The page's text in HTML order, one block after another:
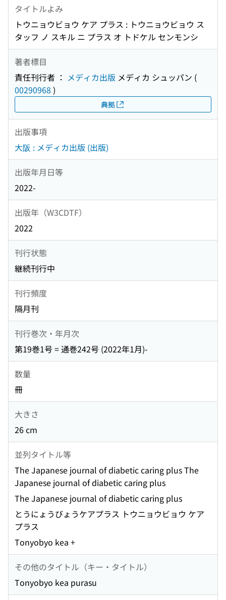
タイトルよみ
トウニョウビョウ ケア プラス : トウニョウビョウ ス
タッフ ノ スキル ニ プラス オ トドケル センモンシ
著者標目
責任刊行者 ： メディカ出版 メディカ シュッパン (
00290968 )
典拠
出版事項
大阪 : メディカ出版 (出版)
出版年月日等
2022-
出版年（W3CDTF）
2022
刊行状態
継続刊行中
刊行頻度
隔月刊
刊行巻次・年月次
第19巻1号 = 通巻242号 (2022年1月)-
数量
冊
大きさ
26 cm
並列タイトル等
The Japanese journal of diabetic caring plus The
Japanese journal of diabetic caring plus
The Japanese journal of diabetic caring plus
とうにょうびょうケアプラス トウニョウビョウ ケア
プラス
Tonyobyo kea +
その他のタイトル（キー・タイトル）
Tonyobyo kea purasu